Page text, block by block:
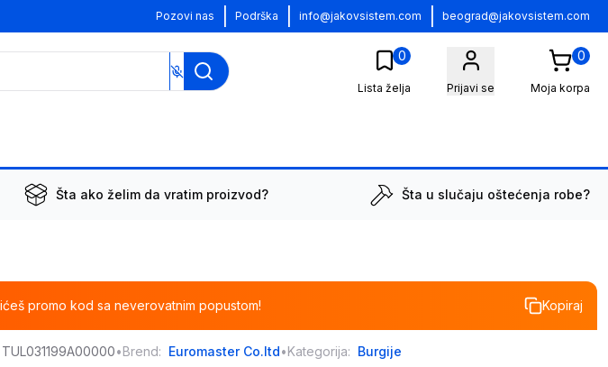
Pozovi nas Podrška info@jakovsistem.com beograd@jakovsistem.com
0
Lista želja Prijavi se
0
Moja korpa
Šta ako želim da vratim proizvod? Šta u slučaju oštećenja robe?
promo kod sa neverovatnim popustom! Kopiraj
TUL031199A00000•Brend: Euromaster Co.ltd•Kategorija: Burgije